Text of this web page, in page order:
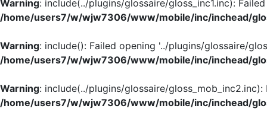
Warning: include(../plugins/glossaire/gloss_inc1.inc):
/home/users7/w/wjw7306/www/mobile/inc/inchead/
Warning: include(): Failed opening '../plugins/glossaire/
/home/users7/w/wjw7306/www/mobile/inc/inchead/
Warning: include(../plugins/glossaire/
/home/users7/w/wjw7306/www/mobile/inc/inchead/